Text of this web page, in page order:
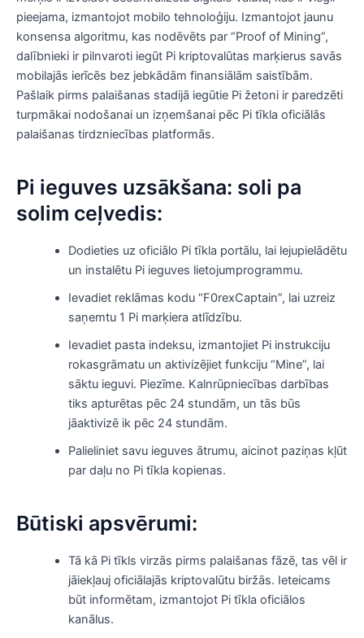
pieejama, izmantojot mobilo tehnoloģiju. Izmantojot jaunu
konsensa algoritmu, kas nodēvēts par “Proof of Mining”,
dalībnieki ir pilnvaroti iegūt Pi kriptovalūtas marķierus savās
mobilajās ierīcēs bez jebkādām finansiālām saistībām.
Pašlaik pirms palaišanas stadijā iegūtie Pi žetoni ir paredzēti
turpmākai nodošanai un izņemšanai pēc Pi tīkla oficiālās
palaišanas tirdzniecības platformās.
Pi ieguves uzsākšana: soli pa
solim ceļvedis:
Dodieties uz oficiālo Pi tīkla portālu, lai lejupielādētu
un instalētu Pi ieguves lietojumprogrammu.
Ievadiet reklāmas kodu “F0rexCaptain”, lai uzreiz
saņemtu 1 Pi marķiera atlīdzību.
Ievadiet pasta indeksu, izmantojiet Pi instrukciju
rokasgrāmatu un aktivizējiet funkciju “Mine”, lai
sāktu ieguvi. Piezīme. Kalnrūpniecības darbības
tiks apturētas pēc 24 stundām, un tās būs
jāaktivizē ik pēc 24 stundām.
Palieliniet savu ieguves ātrumu, aicinot paziņas kļūt
par daļu no Pi tīkla kopienas.
Būtiski apsvērumi:
Tā kā Pi tīkls virzās pirms palaišanas fāzē, tas vēl ir
jāiekļauj oficiālajās kriptovalūtu biržās. Ieteicams
būt informētam, izmantojot Pi tīkla oficiālos
kanālus.